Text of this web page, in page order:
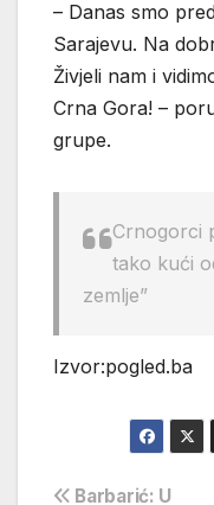
– Danas smo
Sarajevu. Na
Živjeli nam i
Crna Gora! –
grupe.
Crnogorci
tako kući
zemlje”
Izvor:pogled.ba
Barbarić: U